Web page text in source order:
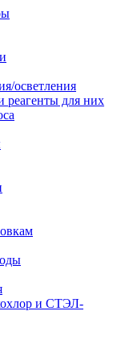
осветления
реагенты для них
и СТЭЛ-